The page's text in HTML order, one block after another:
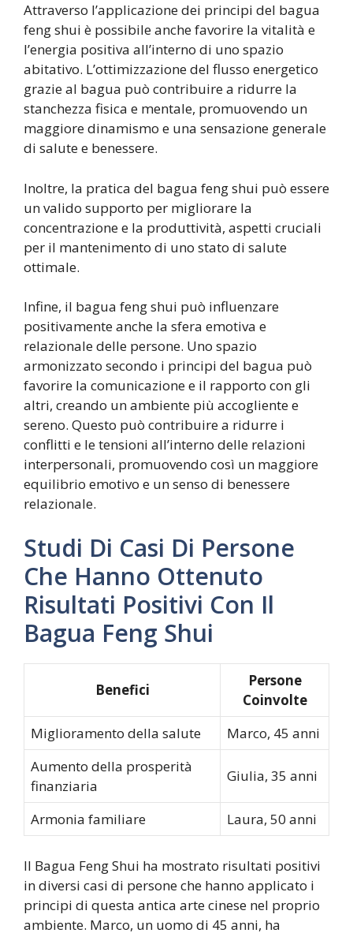
Attraverso l’applicazione dei principi del bagua
feng shui è possibile anche favorire la vitalità e
l’energia positiva all’interno di uno spazio
abitativo. L’ottimizzazione del flusso energetico
grazie al bagua può contribuire a ridurre la
stanchezza fisica e mentale, promuovendo un
maggiore dinamismo e una sensazione generale
di salute e benessere.
Inoltre, la pratica del bagua feng shui può essere
un valido supporto per migliorare la
concentrazione e la produttività, aspetti cruciali
per il mantenimento di uno stato di salute
ottimale.
Infine, il bagua feng shui può influenzare
positivamente anche la sfera emotiva e
relazionale delle persone. Uno spazio
armonizzato secondo i principi del bagua può
favorire la comunicazione e il rapporto con gli
altri, creando un ambiente più accogliente e
sereno. Questo può contribuire a ridurre i
conflitti e le tensioni all’interno delle relazioni
interpersonali, promuovendo così un maggiore
equilibrio emotivo e un senso di benessere
relazionale.
Studi Di Casi Di Persone
Che Hanno Ottenuto
Risultati Positivi Con Il
Bagua Feng Shui
Benefici
Persone
Coinvolte
Miglioramento della salute
Marco, 45 anni
Aumento della prosperità
finanziaria
Giulia, 35 anni
Armonia familiare Laura, 50 anni
Il Bagua Feng Shui ha mostrato risultati positivi
in diversi casi di persone che hanno applicato i
principi di questa antica arte cinese nel proprio
ambiente. Marco, un uomo di 45 anni, ha